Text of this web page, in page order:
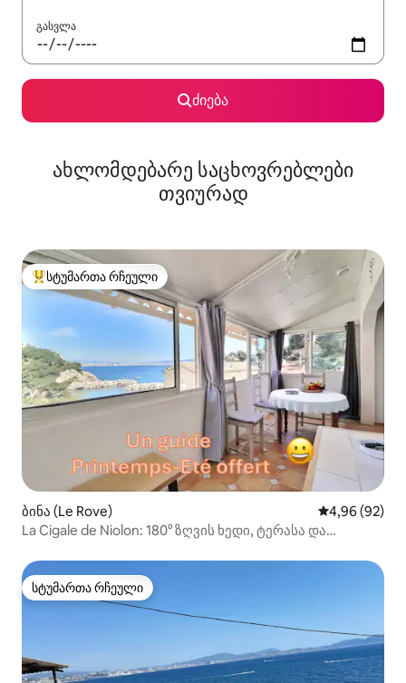
გასვლა
ძიება
ახლომდებარე საცხოვრებლები
თვიურად
სტუმართა რჩეული მოწინავე ვარიანტი
სტუმართა რჩეული
ბინა (Le Rove) საშუალო
4,96 (92)
La Cigale de Niolon: 180° ზღვის ხედი, ტერასა და
სტუმართა რჩეული
სტუმართა რჩეული